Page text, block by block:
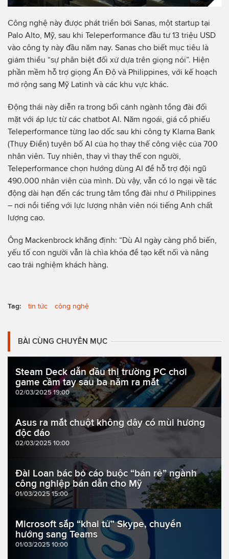
Công nghệ này được phát triển bởi Sanas, một startup tại
Palo Alto, Mỹ, sau khi Teleperformance đầu tư 13 triệu USD
vào công ty này đầu năm nay. Sanas cho biết mục tiêu là
giảm thiểu “sự phân biệt đối xử dựa trên giọng nói”. Hiện
phần mềm hỗ trợ giọng Ấn Độ và Philippines, với kế hoạch
mở rộng sang Mỹ Latinh và các khu vực khác.
Động thái này diễn ra trong bối cảnh ngành tổng đài đối
mặt với áp lực từ các chatbot AI. Năm ngoái, giá cổ phiếu
Teleperformance từng lao dốc sau khi công ty Klarna Bank
(Thụy Điển) tuyên bố AI của họ thay thế công việc của 700
nhân viên. Tuy nhiên, thay vì thay thế con người,
Teleperformance chọn hướng dùng AI để hỗ trợ đội ngũ
490.000 nhân viên của mình. Dù vậy, vẫn có lo ngại về tác
động dài hạn đến các trung tâm tổng đài như ở Philippines
– nơi nổi tiếng với lực lượng nhân viên nói tiếng Anh chất
lượng cao.
Ông Mackenbrock khẳng định: “Dù AI ngày càng phổ biến,
yếu tố con người vẫn là chìa khóa để tạo kết nối và nâng
cao trải nghiệm khách hàng.
Tag: tin tức công nghệ
BÀI CÙNG CHUYÊN MỤC
Steam Deck dẫn đầu thị trường PC chơi
game cầm tay sau ba năm ra mắt
02/03/2025 19:00
Asus ra mắt chuột không dây có mùi hương
độc đáo
02/03/2025 10:00
Đài Loan bác bỏ cáo buộc “bán rẻ” ngành
công nghiệp bán dẫn cho Mỹ
01/03/2025 15:00
Microsoft sắp “khai tử” Skype, chuyển
hướng sang Teams
01/03/2025 10:00